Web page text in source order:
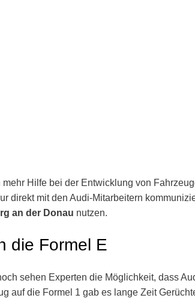
Hilfe bei der Entwicklung von
direkt mit den Audi-Mitarbeitern
an der Donau nutzen.
die Formel E
sehen Experten die Möglichkeit, dass
auf die Formel 1 gab es lange Zeit